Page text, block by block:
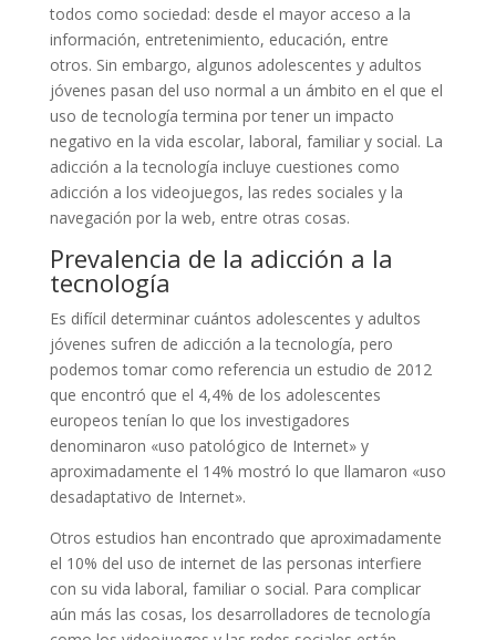
todos como sociedad: desde el mayor acceso a la
información, entretenimiento, educación, entre
otros. Sin embargo, algunos adolescentes y adultos
jóvenes pasan del uso normal a un ámbito en el que el
uso de tecnología termina por tener un impacto
negativo en la vida escolar, laboral, familiar y social. La
adicción a la tecnología incluye cuestiones como
adicción a los videojuegos, las redes sociales y la
navegación por la web, entre otras cosas.
Prevalencia de la adicción a la
tecnología
Es difícil determinar cuántos adolescentes y adultos
jóvenes sufren de adicción a la tecnología, pero
podemos tomar como referencia un estudio de 2012
que encontró que el 4,4% de los adolescentes
europeos tenían lo que los investigadores
denominaron «uso patológico de Internet» y
aproximadamente el 14% mostró lo que llamaron «uso
desadaptativo de Internet».
Otros estudios han encontrado que aproximadamente
el 10% del uso de internet de las personas interfiere
con su vida laboral, familiar o social. Para complicar
aún más las cosas, los desarrolladores de tecnología